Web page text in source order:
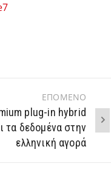
ΕΠΟΜΕΝΟ
plug-in hybrid
τα δεδομένα στην
ελληνική αγορά